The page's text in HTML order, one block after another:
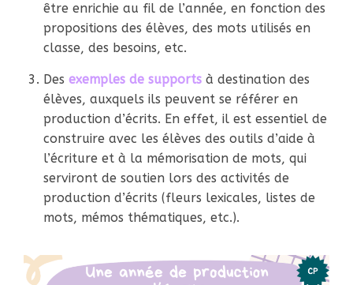
être enrichie au fil de l’année, en fonction des
propositions des élèves, des mots utilisés en
classe, des besoins, etc.
Des exemples de supports à destination des
élèves, auxquels ils peuvent se référer en
production d’écrits. En effet, il est essentiel de
construire avec les élèves des outils d’aide à
l’écriture et à la mémorisation de mots, qui
serviront de soutien lors des activités de
production d’écrits (fleurs lexicales, listes de
mots, mémos thématiques, etc.).